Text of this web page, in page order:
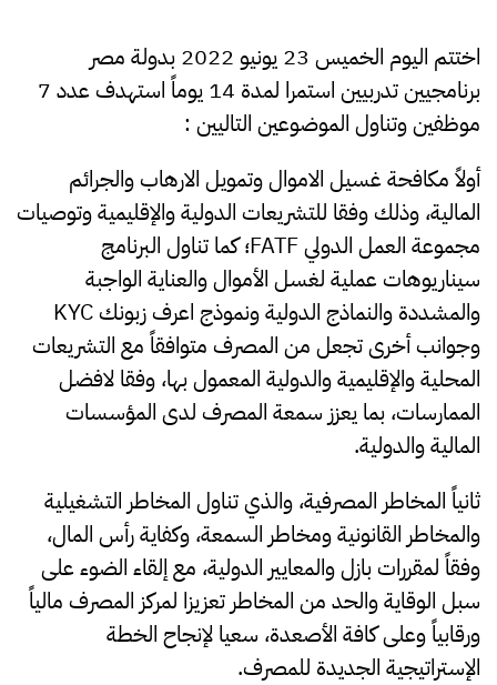
اختتم اليوم الخميس 23 يونيو 2022 بدولة مصر
برنامجيين تدربيين استمرا لمدة 14 يوماً استهدف عدد 7
موظفين وتناول الموضوعين التاليين :
أولاً مكافحة غسيل الاموال وتمويل الارهاب والجرائم
المالية، وذلك وفقا للتشريعات الدولية والإقليمية وتوصيات
مجموعة العمل الدولي FATF؛ كما تناول البرنامج
سيناريوهات عملية لغسل الأموال والعناية الواجبة
والمشددة والنماذج الدولية ونموذج اعرف زبونك KYC
وجوانب أخرى تجعل من المصرف متوافقاً مع التشريعات
المحلية والإقليمية والدولية المعمول بها، وفقا لافضل
الممارسات، بما يعزز سمعة المصرف لدى المؤسسات
المالية والدولية.
ثانياً المخاطر المصرفية، والذي تناول المخاطر التشغيلية
والمخاطر القانونية ومخاطر السمعة، وكفاية رأس المال،
وفقاً لمقررات بازل والمعايير الدولية، مع إلقاء الضوء على
سبل الوقاية والحد من المخاطر تعزيزا لمركز المصرف مالياً
ورقابياً وعلى كافة الأصعدة، سعيا لإنجاح الخطة
الإستراتيجية الجديدة للمصرف.